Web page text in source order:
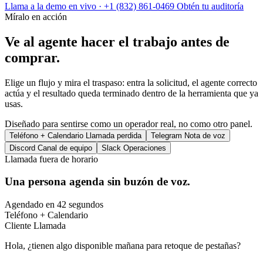
Llama a la demo en vivo · +1 (832) 861-0469 Obtén tu auditoría
Míralo en acción
Ve al agente hacer el trabajo antes de
comprar.
Elige un flujo y mira el traspaso: entra la solicitud, el agente correcto
actúa y el resultado queda terminado dentro de la herramienta que ya
usas.
Diseñado para sentirse como un operador real, no como otro panel.
Teléfono + Calendario Llamada perdida Telegram Nota de voz
Discord Canal de equipo Slack Operaciones
Llamada fuera de horario
Una persona agenda sin buzón de voz.
Agendado en 42 segundos
Teléfono + Calendario
Cliente Llamada
Hola, ¿tienen algo disponible mañana para retoque de pestañas?